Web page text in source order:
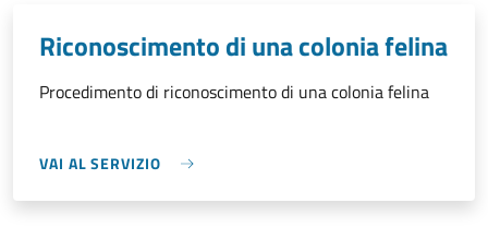
Riconoscimento di una colonia felina
Procedimento di riconoscimento di una colonia felina
VAI AL SERVIZIO